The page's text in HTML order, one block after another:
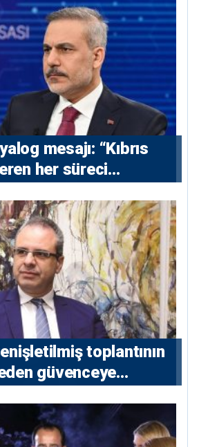
mesajı: “Kıbrıs
her süreci
toplantının
güvenceye